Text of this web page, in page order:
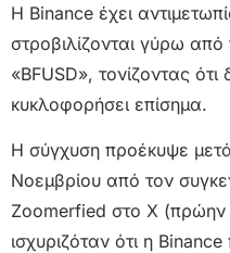
Η Binance έχει
στροβιλίζονται γύρω από
«BFUSD», τονίζοντας
κυκλοφορήσει επίσημα.
Η σύγχυση προέκυψε
Νοεμβρίου από τον
Zoomerfied στο X
ισχυριζόταν ότι η